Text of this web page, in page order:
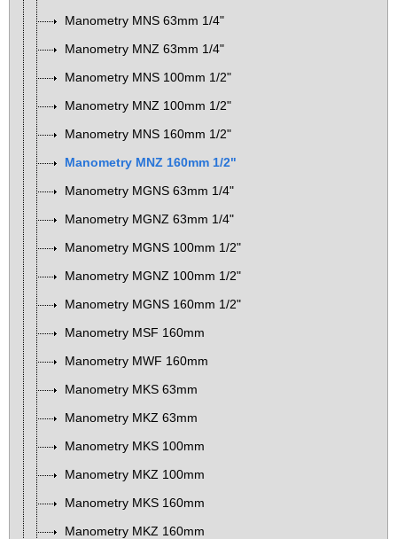
Manometry MNS 63mm 1/4"
Manometry MNZ 63mm 1/4"
Manometry MNS 100mm 1/2"
Manometry MNZ 100mm 1/2"
Manometry MNS 160mm 1/2"
Manometry MNZ 160mm 1/2"
Manometry MGNS 63mm 1/4"
Manometry MGNZ 63mm 1/4"
Manometry MGNS 100mm 1/2"
Manometry MGNZ 100mm 1/2"
Manometry MGNS 160mm 1/2"
Manometry MSF 160mm
Manometry MWF 160mm
Manometry MKS 63mm
Manometry MKZ 63mm
Manometry MKS 100mm
Manometry MKZ 100mm
Manometry MKS 160mm
Manometry MKZ 160mm